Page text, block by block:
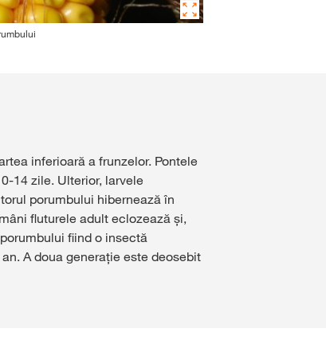
inferioară a frunzelor. Pontele
14 zile. Ulterior, larvele
porumbului hibernează în
fluturele adult eclozează și,
fiind o insectă
A doua generație este deosebit